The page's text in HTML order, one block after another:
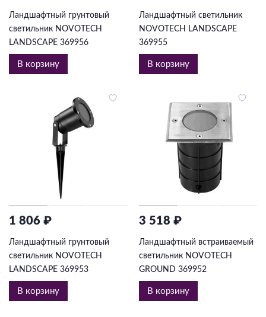
Ландшафтный грунтовый
светильник NOVOTECH
LANDSCAPE 369956
В корзину
Ландшафтный светильник
NOVOTECH LANDSCAPE
369955
В корзину
1 806 ₽
Ландшафтный грунтовый
светильник NOVOTECH
LANDSCAPE 369953
В корзину
3 518 ₽
Ландшафтный встраиваемый
светильник NOVOTECH
GROUND 369952
В корзину